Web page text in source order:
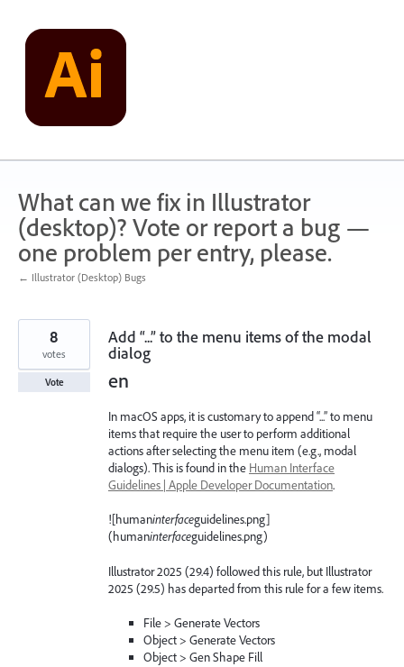
content
What can we fix in Illustrator
(desktop)? Vote or report a bug —
one problem per entry, please.
← Illustrator (Desktop) Bugs
Add “...” to the menu items of the modal
dialog
en
In macOS apps, it is customary to append “...” to menu
items that require the user to perform additional
actions after selecting the menu item (e.g., modal
dialogs). This is found in the Human Interface
Guidelines | Apple Developer Documentation.
![humaninterfaceguidelines.png]
(humaninterfaceguidelines.png)
Illustrator 2025 (29.4) followed this rule, but Illustrator
2025 (29.5) has departed from this rule for a few items.
File > Generate Vectors
Object > Generate Vectors
Object > Gen Shape Fill
8
votes
Vote